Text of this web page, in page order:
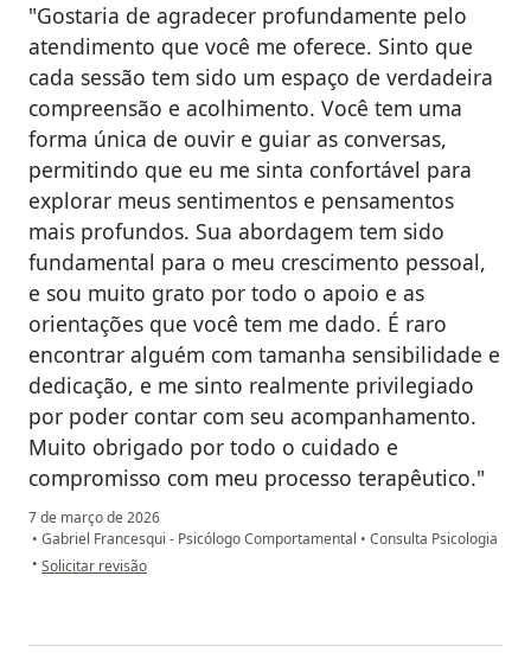
"Gostaria de agradecer profundamente pelo
atendimento que você me oferece. Sinto que
cada sessão tem sido um espaço de verdadeira
compreensão e acolhimento. Você tem uma
forma única de ouvir e guiar as conversas,
permitindo que eu me sinta confortável para
explorar meus sentimentos e pensamentos
mais profundos. Sua abordagem tem sido
fundamental para o meu crescimento pessoal,
e sou muito grato por todo o apoio e as
orientações que você tem me dado. É raro
encontrar alguém com tamanha sensibilidade e
dedicação, e me sinto realmente privilegiado
por poder contar com seu acompanhamento.
Muito obrigado por todo o cuidado e
compromisso com meu processo terapêutico."
7 de março de 2026
• Gabriel Francesqui - Psicólogo Comportamental • Consulta Psicologia
• na opinião do utilizador LG
Solicitar revisão